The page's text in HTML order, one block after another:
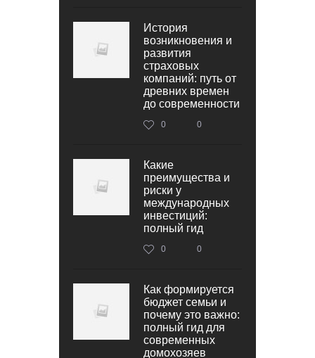
История
возникновения и
развития
страховых
компаний: путь от
древних времен
до современности
0 0
Какие
преимущества и
риски у
международных
инвестиций:
полный гид
0 0
Как формируется
бюджет семьи и
почему это важно:
полный гид для
современных
домохозяев